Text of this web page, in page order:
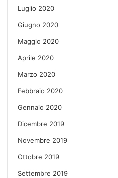
Luglio 2020
Giugno 2020
Maggio 2020
Aprile 2020
Marzo 2020
Febbraio 2020
Gennaio 2020
Dicembre 2019
Novembre 2019
Ottobre 2019
Settembre 2019